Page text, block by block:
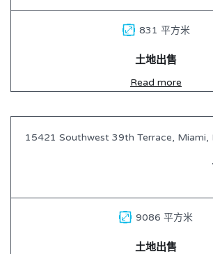
831 平方米
土地出售
Read more
出售
15421 Southwest 39th Terrace, Miami,
9086 平方米
土地出售